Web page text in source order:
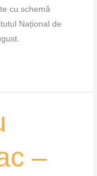
cu schemă
Național de
–